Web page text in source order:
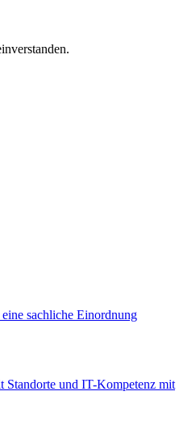
sachliche Einordnung
Standorte und IT-Kompetenz mit